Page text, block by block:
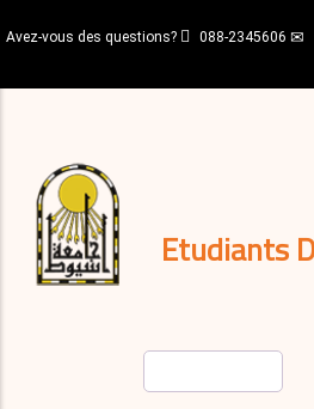
au
principal
Avez-vous des questions? 088-2345606
Etudiants
décisions
Expatriés
Journal